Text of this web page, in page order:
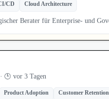
CD Cloud Architecture
Berater für Enterprise- und
🕒 vor 3 Tagen
Product Adoption Customer Retention